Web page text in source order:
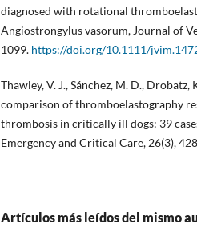
diagnosed with rotational
Angiostrongylus vasorum, Journal of
1099. https://doi.org/10.1111/
Thawley, V. J., Sánchez, M. D.,
comparison of thromboelastography
thrombosis in critically ill dogs: 39
Emergency and Critical Care, 26(3),
Artículos más leídos del mismo